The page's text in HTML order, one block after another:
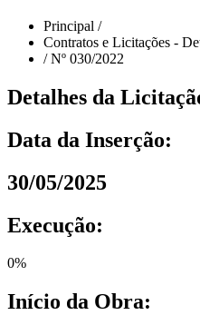
Principal /
Contratos e Licitações -
/ Nº 030/2022
Detalhes da
Data da Inserção:
30/05/2025
Execução:
0%
Início da Obra: